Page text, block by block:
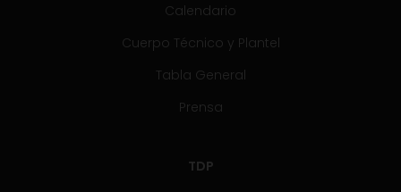
Calendario
Cuerpo Técnico y Plantel
Tabla General
Prensa
TDP